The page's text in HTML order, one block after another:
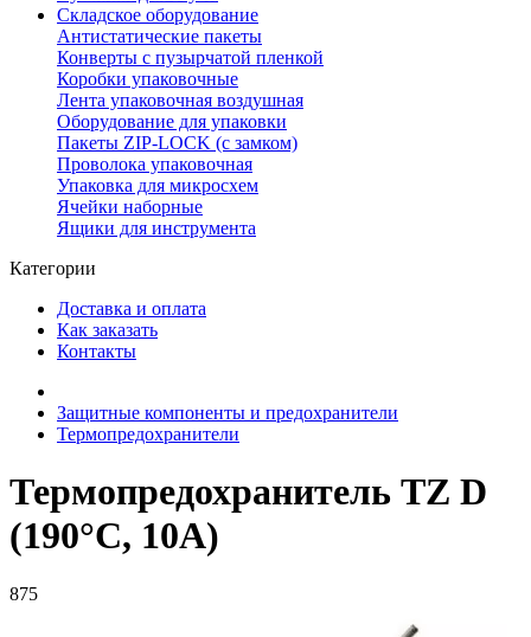
Складское оборудование
Антистатические пакеты
Конверты с пузырчатой пленкой
Коробки упаковочные
Лента упаковочная воздушная
Оборудование для упаковки
Пакеты ZIP-LOCK (с замком)
Проволока упаковочная
Упаковка для микросхем
Ячейки наборные
Ящики для инструмента
Категории
Доставка и оплата
Как заказать
Контакты
Защитные компоненты и предохранители
Термопредохранители
Термопредохранитель TZ D
(190°C, 10А)
875